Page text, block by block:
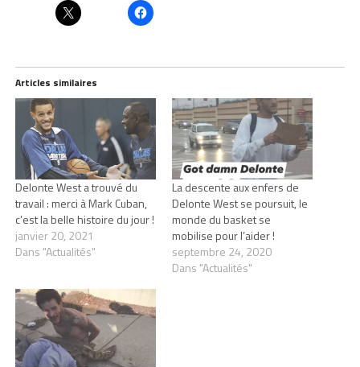
Articles similaires
Delonte West a trouvé du
travail : merci à Mark Cuban,
c’est la belle histoire du jour !
janvier 20, 2021
Dans "Actualités"
La descente aux enfers de
Delonte West se poursuit, le
monde du basket se
mobilise pour l’aider !
septembre 24, 2020
Dans "Actualités"